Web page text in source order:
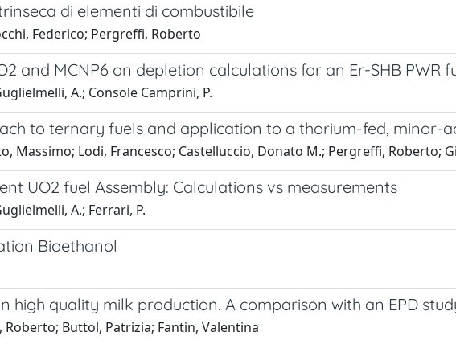
di elementi di combustibile
Federico; Pergreffi, Roberto
and MCNP6 on depletion calculations for an Er-SHB PWR
A.; Console Camprini, P.
to ternary fuels and application to a thorium-fed, minor-
Massimo; Lodi, Francesco; Castelluccio, Donato M.; Pergreffi, Roberto;
UO2 fuel Assembly: Calculations vs measurements
A.; Ferrari, P.
Bioethanol
high quality milk production. A comparison with an EPD
Buttol, Patrizia; Fantin, Valentina